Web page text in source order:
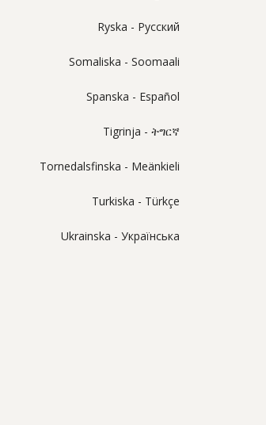
Ryska - Pусский
Somaliska - Soomaali
Spanska - Español
Tigrinja - ትግርኛ
Tornedalsfinska - Meänkieli
Turkiska - Türkçe
Ukrainska - Українська